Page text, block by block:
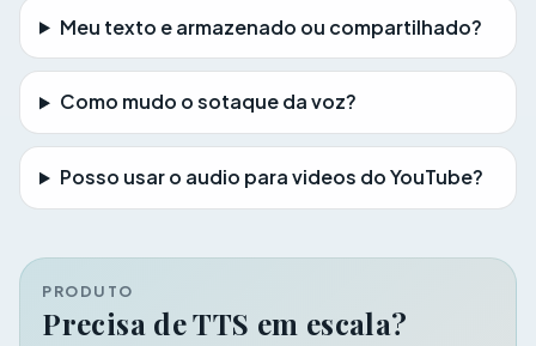
Meu texto e armazenado ou compartilhado?
Como mudo o sotaque da voz?
Posso usar o audio para videos do YouTube?
PRODUTO
Precisa de TTS em escala?